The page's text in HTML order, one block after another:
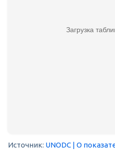
Загрузка
Источник: UNODC | О